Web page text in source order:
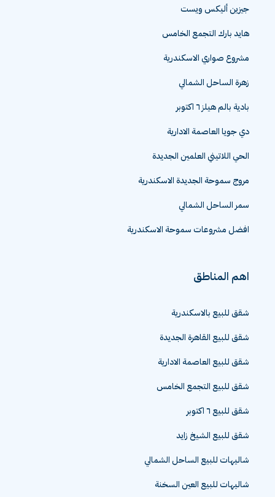
جيزين أليكس ويست
هايد بارك التجمع الخامس
مشروع صواري الاسكندرية
زهرة الساحل الشمالي
بادية بالم هيلز ٦ اكتوبر
دي جويا العاصمة الادارية
الحي اللاتيني العلمين الجديدة
مروج سموحة الجديدة الاسكندرية
سمر الساحل الشمالي
افضل مشروعات سموحة الاسكندرية
اهم المناطق
شقق للبيع بالاسكندرية
شقق للبيع القاهرة الجديدة
شقق للبيع العاصمة الادارية
شقق للبيع التجمع الخامس
شقق للبيع ٦ اكتوبر
شقق للبيع الشيخ زايد
شاليهات للبيع الساحل الشمالي
شاليهات للبيع العين السخنة